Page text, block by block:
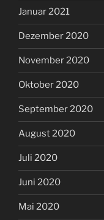
Januar 2021
Dezember 2020
November 2020
Oktober 2020
September 2020
August 2020
Juli 2020
Juni 2020
Mai 2020